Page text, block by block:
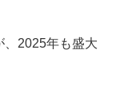
、2025年も盛大